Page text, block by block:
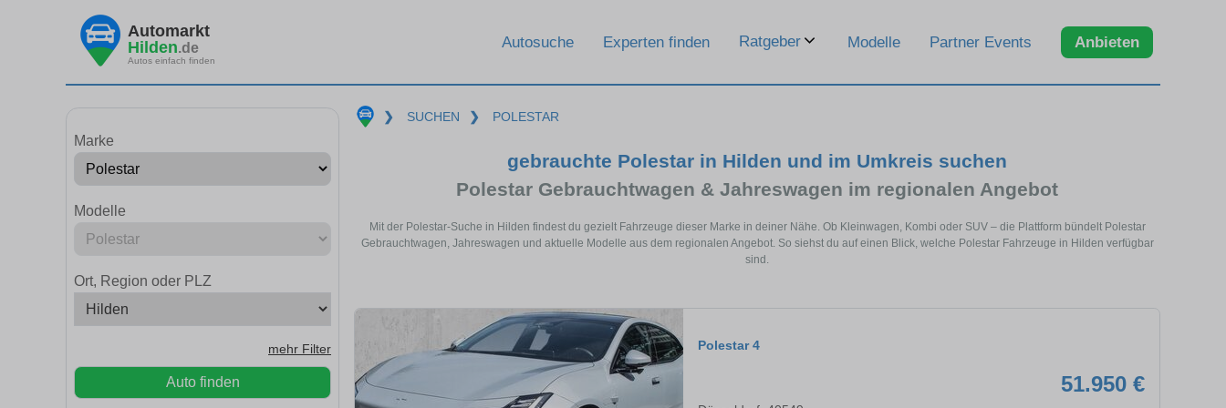
Automarkt
Hilden.de
Autos einfach finden
Autosuche Experten finden Ratgeber Modelle Partner Events Anbieten
Marke
Modelle
Ort, Region oder PLZ
mehr Filter
Auto finden
❯ SUCHEN ❯ POLESTAR
gebrauchte Polestar in Hilden und im Umkreis suchen
Polestar Gebrauchtwagen & Jahreswagen im regionalen Angebot
Mit der Polestar-Suche in Hilden findest du gezielt Fahrzeuge dieser Marke in deiner Nähe. Ob Kleinwagen, Kombi oder SUV – die Plattform bündelt Polestar
Gebrauchtwagen, Jahreswagen und aktuelle Modelle aus dem regionalen Angebot. So siehst du auf einen Blick, welche Polestar Fahrzeuge in Hilden verfügbar
sind.
Polestar 4
51.950 €